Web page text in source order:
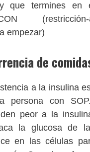
que termines en
(restricción-
empezar)
de
a la insulina
persona con
peor a la
la glucosa de
en las células